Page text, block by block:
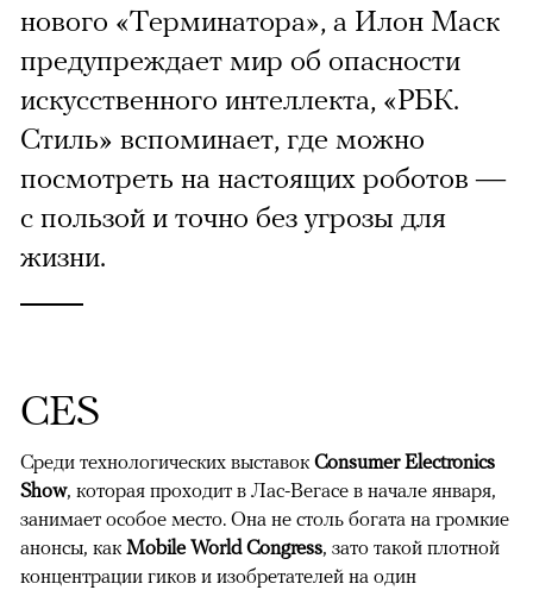
нового «Терминатора», а Илон Маск
предупреждает мир об опасности
искусственного интеллекта, «РБК.
Стиль» вспоминает, где можно
посмотреть на настоящих роботов —
с пользой и точно без угрозы для
жизни.
CES
Среди технологических выставок Consumer Electronics
Show, которая проходит в Лас-Вегасе в начале января,
занимает особое место. Она не столь богата на громкие
анонсы, как Mobile World Congress, зато такой плотной
концентрации гиков и изобретателей на один